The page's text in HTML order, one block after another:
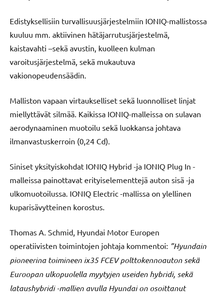
Edistyksellisiin turvallisuusjärjestelmiin IONIQ-mallistossa
kuuluu mm. aktiivinen hätäjarrutusjärjestelmä,
kaistavahti –sekä avustin, kuolleen kulman
varoitusjärjestelmä, sekä mukautuva
vakionopeudensäädin.
Malliston vapaan virtaukselliset sekä luonnolliset linjat
miellyttävät silmää. Kaikissa IONIQ-malleissa on sulavan
aerodynaaminen muotoilu sekä luokkansa johtava
ilmanvastuskerroin (0,24 Cd).
Siniset yksityiskohdat IONIQ Hybrid -ja IONIQ Plug In -
malleissa painottavat erityiselementtejä auton sisä -ja
ulkomuotoilussa. IONIQ Electric -mallissa on ylellinen
kuparisävytteinen korostus.
Thomas A. Schmid, Hyundai Motor Europen
operatiivisten toimintojen johtaja kommentoi: ”Hyundain
pioneerina toimineen ix35 FCEV polttokennoauton sekä
Euroopan ulkopuolella myytyjen useiden hybridi, sekä
lataushybridi -mallien avulla Hyundai on osoittanut